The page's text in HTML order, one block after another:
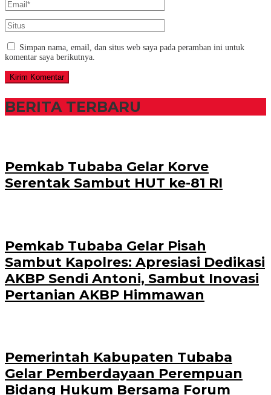
Simpan nama, email, dan situs web saya pada peramban ini untuk
komentar saya berikutnya.
BERITA TERBARU
Pemkab Tubaba Gelar Korve
Serentak Sambut HUT ke-81 RI
Pemkab Tubaba Gelar Pisah
Sambut Kapolres: Apresiasi Dedikasi
AKBP Sendi Antoni, Sambut Inovasi
Pertanian AKBP Himmawan
Pemerintah Kabupaten Tubaba
Gelar Pemberdayaan Perempuan
Bidang Hukum Bersama Forum